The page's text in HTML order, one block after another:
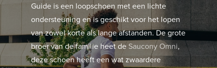
Guide is een loopschoen met een lichte
ondersteuning en is geschikt voor het lopen
van zowel korte als lange afstanden. De grote
broer van de familie heet de Saucony Omni,
deze schoen heeft een wat zwaardere